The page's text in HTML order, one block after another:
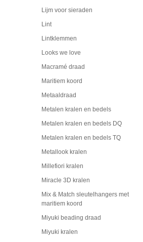
Lijm voor sieraden
Lint
Lintklemmen
Looks we love
Macramé draad
Maritiem koord
Metaaldraad
Metalen kralen en bedels
Metalen kralen en bedels DQ
Metalen kralen en bedels TQ
Metallook kralen
Millefiori kralen
Miracle 3D kralen
Mix & Match sleutelhangers met
maritiem koord
Miyuki beading draad
Miyuki kralen